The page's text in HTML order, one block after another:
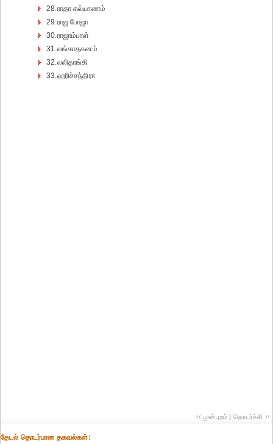
28.ராதா கல்யாணம்
29.ராஜ போஜா
30.ராஜாம்பாள்
31.லங்காதகனம்
32.லலிதாங்கி
33.ஹரிச்சந்திரா
‹‹ முன்புறம் | தொடர்ச்சி ››
தேட‌ல் தொட‌ர்பான தகவ‌ல்க‌ள்: